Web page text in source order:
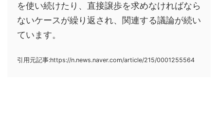
を使い続けたり、直接譲歩を求めなければなら
ないケースが繰り返され、関連する議論が続い
ています。
引用元記事:https://n.news.naver.com/article/215/0001255564